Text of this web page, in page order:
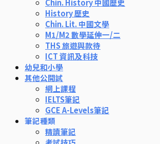
History 歷史
Chin. Lit. 中國文學
M1/M2 數學延伸一/二
THS 旅遊與款待
ICT 資訊及科技
幼兒和小學
其他公開試
網上課程
IELTS筆記
GCE A-Levels筆記
筆記種類
精讀筆記